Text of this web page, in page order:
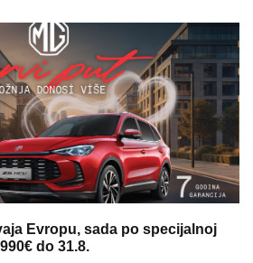
Evropu, sada po specijalnoj
do 31.8.